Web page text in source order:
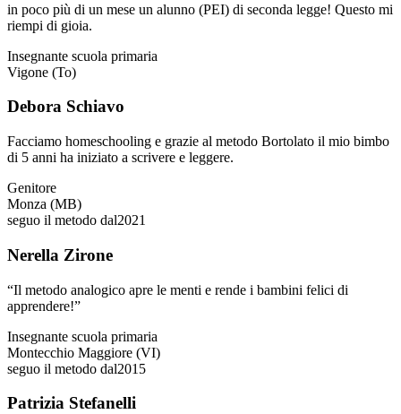
in poco più di un mese un alunno (PEI) di seconda legge! Questo mi
riempi di gioia.
Insegnante scuola primaria
Vigone (To)
Debora Schiavo
Facciamo homeschooling e grazie al metodo Bortolato il mio bimbo
di 5 anni ha iniziato a scrivere e leggere.
Genitore
Monza (MB)
seguo il metodo dal2021
Nerella Zirone
“Il metodo analogico apre le menti e rende i bambini felici di
apprendere!”
Insegnante scuola primaria
Montecchio Maggiore (VI)
seguo il metodo dal2015
Patrizia Stefanelli